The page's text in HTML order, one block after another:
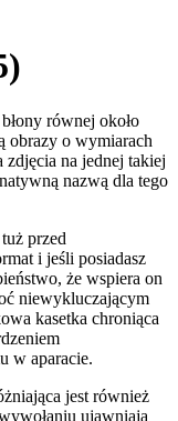
równej około
obrazy o wymiarach
zdjęcia na jednej takiej
nazwą dla tego
przed
i jeśli posiadasz
że wspiera on
niewykluczającym
kasetka chroniąca
w aparacie.
jest również
ujawniają